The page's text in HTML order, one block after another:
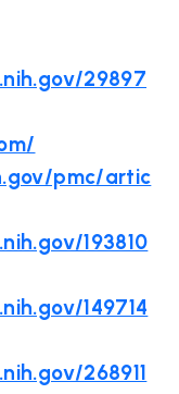
29897
pmc/artic
193810
149714
268911